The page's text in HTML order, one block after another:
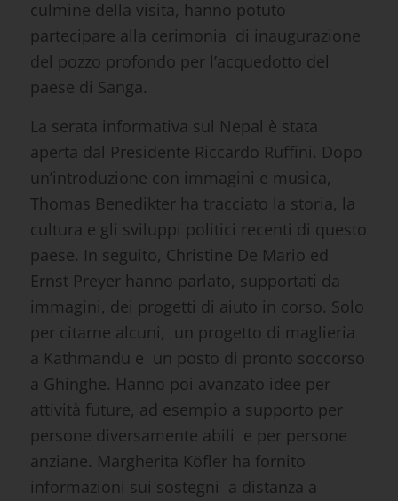
culmine della visita, hanno potuto
partecipare alla cerimonia di inaugurazione
del pozzo profondo per l’acquedotto del
paese di Sanga.
La serata informativa sul Nepal è stata
aperta dal Presidente Riccardo Ruffini. Dopo
un’introduzione con immagini e musica,
Thomas Benedikter ha tracciato la storia, la
cultura e gli sviluppi politici recenti di questo
paese. In seguito, Christine De Mario ed
Ernst Preyer hanno parlato, supportati da
immagini, dei progetti di aiuto in corso. Solo
per citarne alcuni, un progetto di maglieria
a Kathmandu e un posto di pronto soccorso
a Ghinghe. Hanno poi avanzato idee per
attività future, ad esempio a supporto per
persone diversamente abili e per persone
anziane. Margherita Köfler ha fornito
informazioni sui sostegni a distanza a